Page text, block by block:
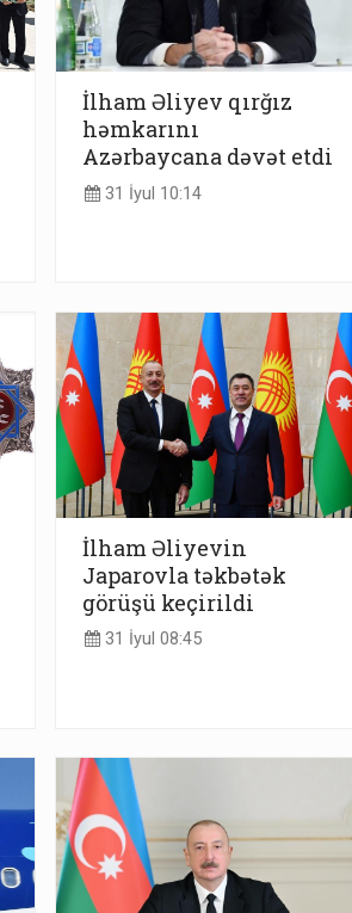
İlham Əliyev qırğız
həmkarını
Azərbaycana dəvət etdi
31 İyul 10:14
İlham Əliyevin
Japarovla təkbətək
görüşü keçirildi
31 İyul 08:45